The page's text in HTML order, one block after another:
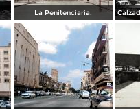
La Penitenciaria.